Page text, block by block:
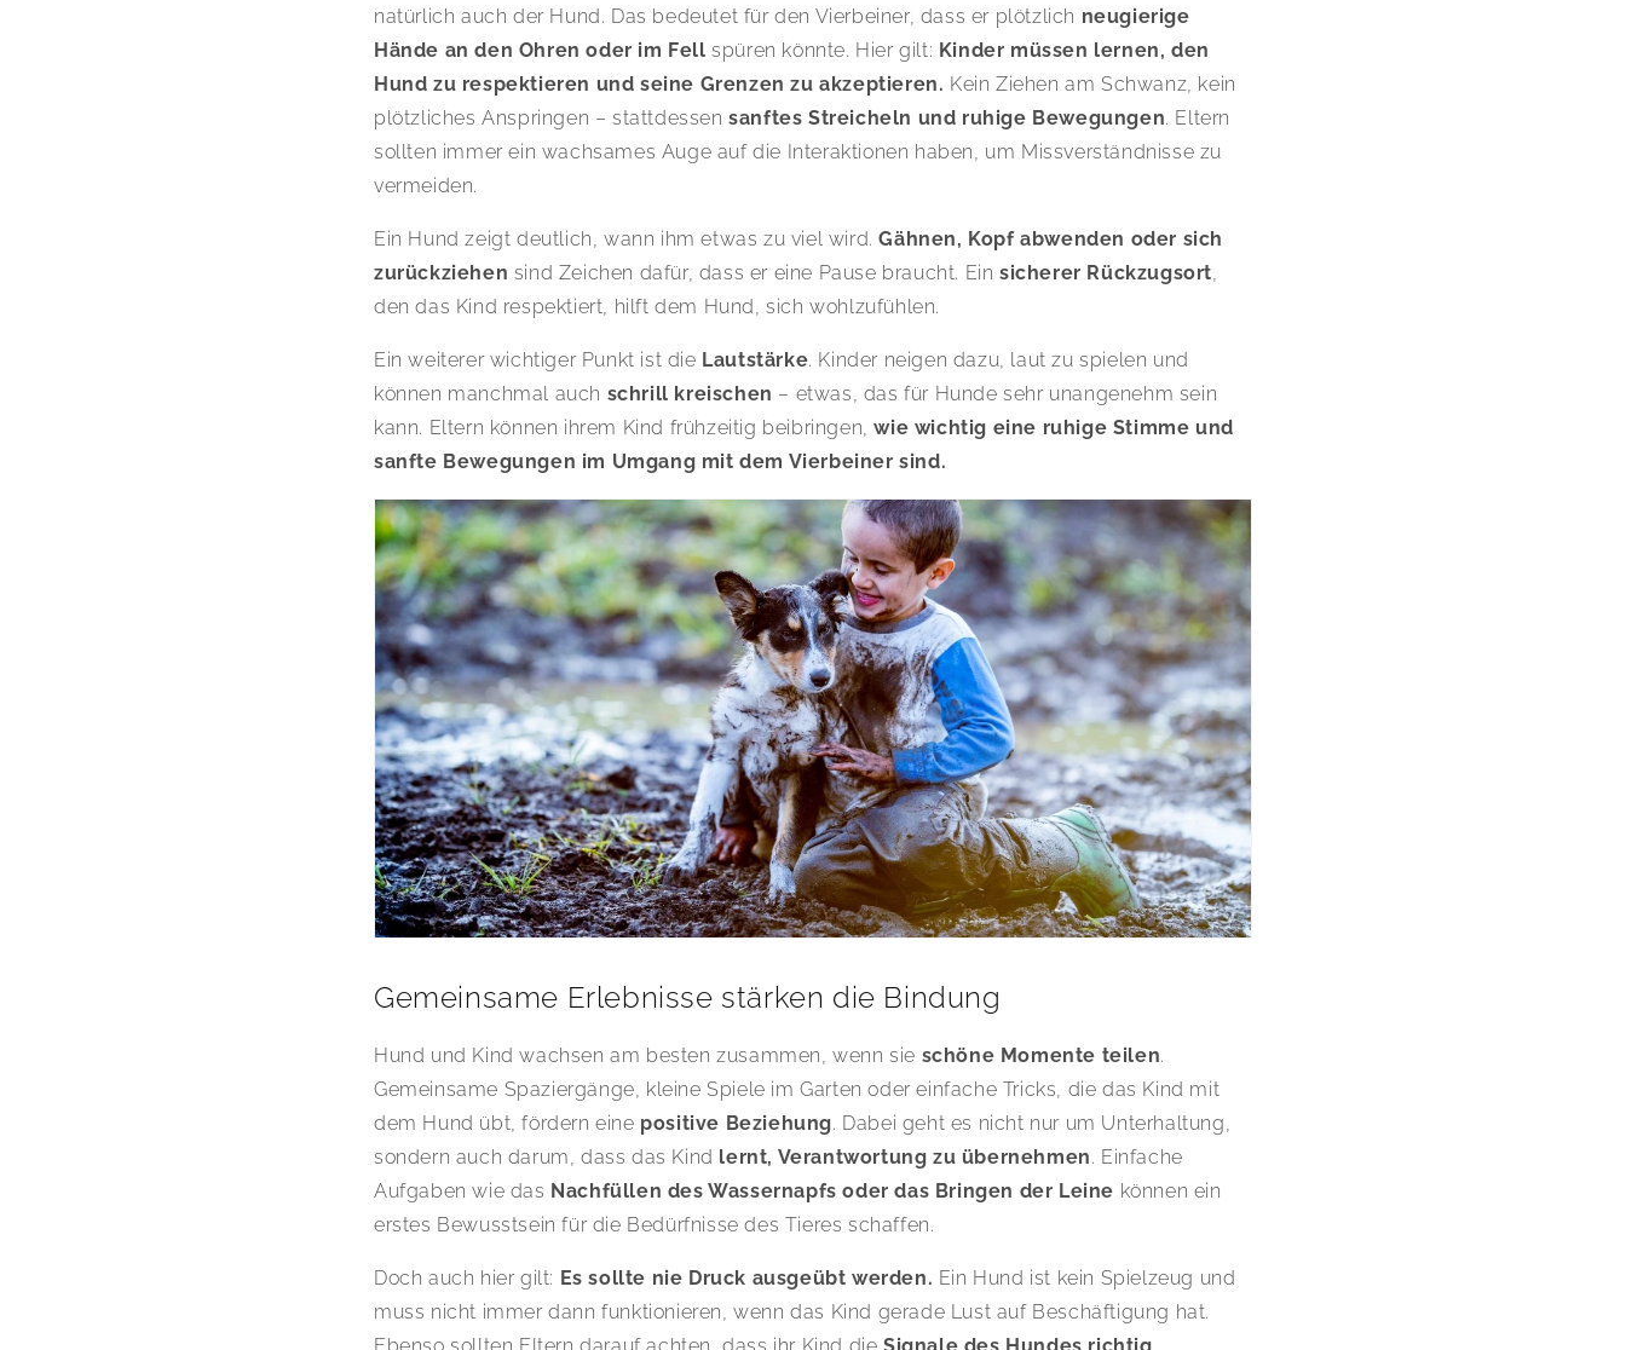
natürlich auch der Hund. Das bedeutet für den Vierbeiner, dass er plötzlich neugierige
Hände an den Ohren oder im Fell spüren könnte. Hier gilt: Kinder müssen lernen, den
Hund zu respektieren und seine Grenzen zu akzeptieren. Kein Ziehen am Schwanz, kein
plötzliches Anspringen – stattdessensanftes Streicheln und ruhige Bewegungen. Eltern
sollten immer ein wachsames Auge auf die Interaktionen haben, um Missverständnisse zu
vermeiden.
Ein Hund zeigt deutlich, wann ihm etwas zu viel wird.Gähnen, Kopf abwenden oder sich
zurückziehen sind Zeichen dafür, dass er eine Pause braucht. Einsicherer Rückzugsort
den das Kind respektiert, hilft dem Hund, sich wohlzufühlen.
Ein weiterer wichtiger Punkt ist die Lautstärke. Kinder neigen dazu, laut zu spielen und
können manchmal auch schrill kreischen – etwas, das für Hunde sehr unangenehm sein
kann. Eltern können ihrem Kind frühzeitig beibringen,wie wichtig eine ruhige Stimme und
sanfte Bewegungen im Umgang mit dem Vierbeiner sind.
Gemeinsame Erlebnisse stärken die Bindung
Hund und Kind wachsen am besten zusammen, wenn sie schöne Momente teilen.
Gemeinsame Spaziergänge, kleine Spiele im Garten oder einfache Tricks, die das Kind mit
dem Hund übt, fördern eine positive Beziehung. Dabei geht es nicht nur um Unterhaltung,
sondern auch darum, dass das Kind lernt, Verantwortung zu übernehmen. Einfache
Aufgaben wie das Nachfüllen des Wassernapfs oder das Bringen der Leine können ein
erstes Bewusstsein für die Bedürfnisse des Tieres schaffen.
Doch auch hier gilt: Es sollte nie Druck ausgeübt werden. Ein Hund ist kein Spielzeug und
muss nicht immer dann funktionieren, wenn das Kind gerade Lust auf Beschäftigung hat.